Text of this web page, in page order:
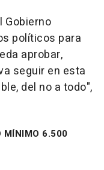
Gobierno
políticos para
aprobar,
seguir en esta
del no a todo",
MÍNIMO 6.500